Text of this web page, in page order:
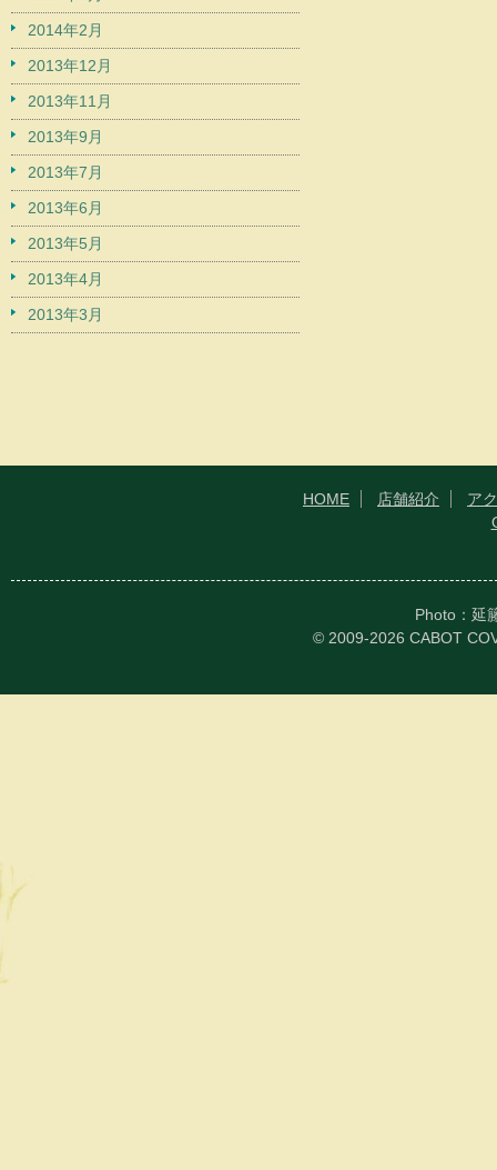
2014年2月
2013年12月
2013年11月
2013年9月
2013年7月
2013年6月
2013年5月
2013年4月
2013年3月
HOME 店舗紹介
ア
Photo：延
© 2009-2026 CABOT